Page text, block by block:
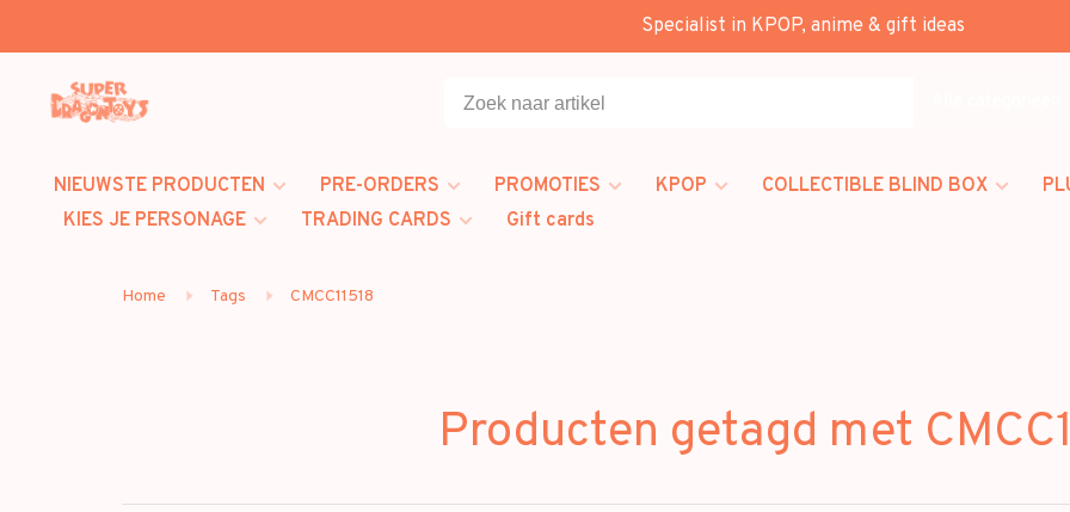
Specialist in KPOP, anime & gift ideas
NIEUWSTE PRODUCTEN PRE-ORDERS PROMOTIES KPOP COLLECTIBLE BLIND BOX
KIES JE PERSONAGE
TRADING CARDS Gift cards
Home Tags CMCC11518
Producten getagd met